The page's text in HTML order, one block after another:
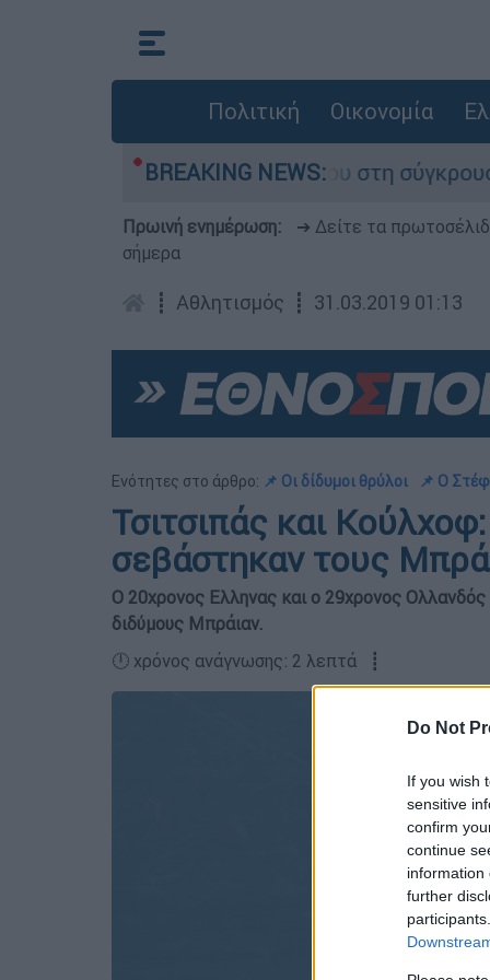
Do Not
If you wish
sensitive
confirm
continue
information
further
Πολιτική Οικονομία
BREAKING NEWS:
που έχασε τη ζωή του στη σύγκρουση
Πρωινή ενημέρωση: ➔ Δείτε τα
σήμερα
┋ Αθλητισμός ┋ 31.03.2019 01:13
Ενότητες στο άρθρο: 📌 Oι δίδυμοι θρύλοι 📌 Ο
Τσιτσιπάς και
σεβάστηκαν τους
Ο 20χρονος Ελληνας και ο 29χρονος
διδύμους Μπράιαν.
🕛 χρόνος ανάγνωσης: 2 λεπτά ┋